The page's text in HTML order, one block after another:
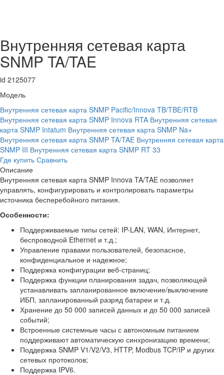
Внутренняя сетевая карта
SNMP TA/TAE
id 2125077
Модель
Внутренняя сетевая карта SNMP Pacific/Innova TB/TBE/RTB
Внутренняя сетевая карта SNMP Innova RTA Внутренняя сетевая
карта SNMP Intatum Внутренняя сетевая карта SNMP Na+
Внутренняя сетевая карта SNMP TA/TAE Внутренняя сетевая карта
SNMP III Внутренняя сетевая карта SNMP RT 33
Где купить Сравнить
Описание
Внутренняя сетевая карта SNMP Innova TA/TAE позволяет
управлять, конфигурировать и контролировать параметры
источника бесперебойного питания.
Особенности:
Поддерживаемые типы сетей: IP-LAN, WAN, Интернет,
беспроводной Ethernet и т.д.;
Управление правами пользователей, безопасное,
конфиденциальное и надежное;
Поддержка конфигурации веб-страниц;
Поддержка функции планирования задач, позволяющей
устанавливать запланированное включение/выключение
ИБП, запланированный разряд батареи и т.д.
Хранение до 50 000 записей данных и до 50 000 записей
событий;
Встроенные системные часы с автономным питанием
поддерживают автоматическую синхронизацию времени;
Поддержка SNMP V1/V2/V3, HTTP, Modbus TCP/IP и других
сетевых протоколов;
Поддержка IPV6.